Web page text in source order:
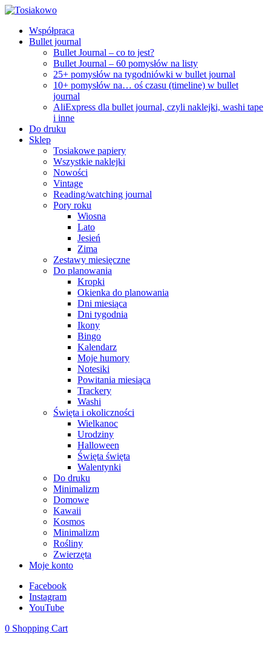
Współpraca
Bullet journal
Bullet Journal – co to jest?
Bullet Journal – 60 pomysłów na listy
25+ pomysłów na tygodniówki w bullet journal
10+ pomysłów na… oś czasu (timeline) w bullet
journal
AliExpress dla bullet journal, czyli naklejki, washi tape
i inne
Do druku
Sklep
Tosiakowe papiery
Wszystkie naklejki
Nowości
Vintage
Reading/watching journal
Pory roku
Wiosna
Lato
Jesień
Zima
Zestawy miesięczne
Do planowania
Kropki
Okienka do planowania
Dni miesiąca
Dni tygodnia
Ikony
Bingo
Kalendarz
Moje humory
Notesiki
Powitania miesiąca
Trackery
Washi
Święta i okoliczności
Wielkanoc
Urodziny
Halloween
Święta święta
Walentynki
Do druku
Minimalizm
Domowe
Kawaii
Kosmos
Minimalizm
Rośliny
Zwierzęta
Moje konto
Facebook
Instagram
YouTube
0 Shopping Cart